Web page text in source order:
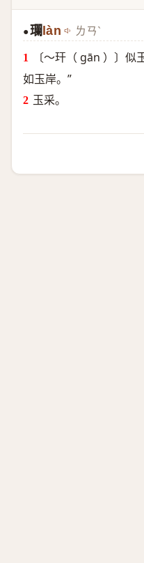
●瓓 làn ㄌㄢˋ
〔～玕（ gān ）〕
如玉岸。”
玉采。